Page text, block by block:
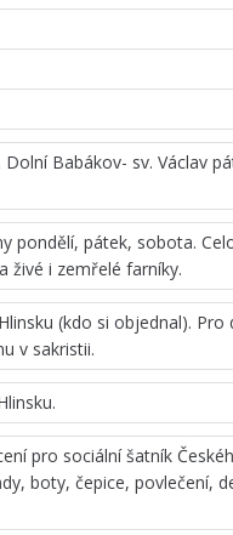
Babákov- sv. Václav
pondělí, pátek, sobota.
živé i zemřelé farníky.
(kdo si objednal). Pro
v sakristii.
pro sociální šatník
boty, čepice, povlečení,